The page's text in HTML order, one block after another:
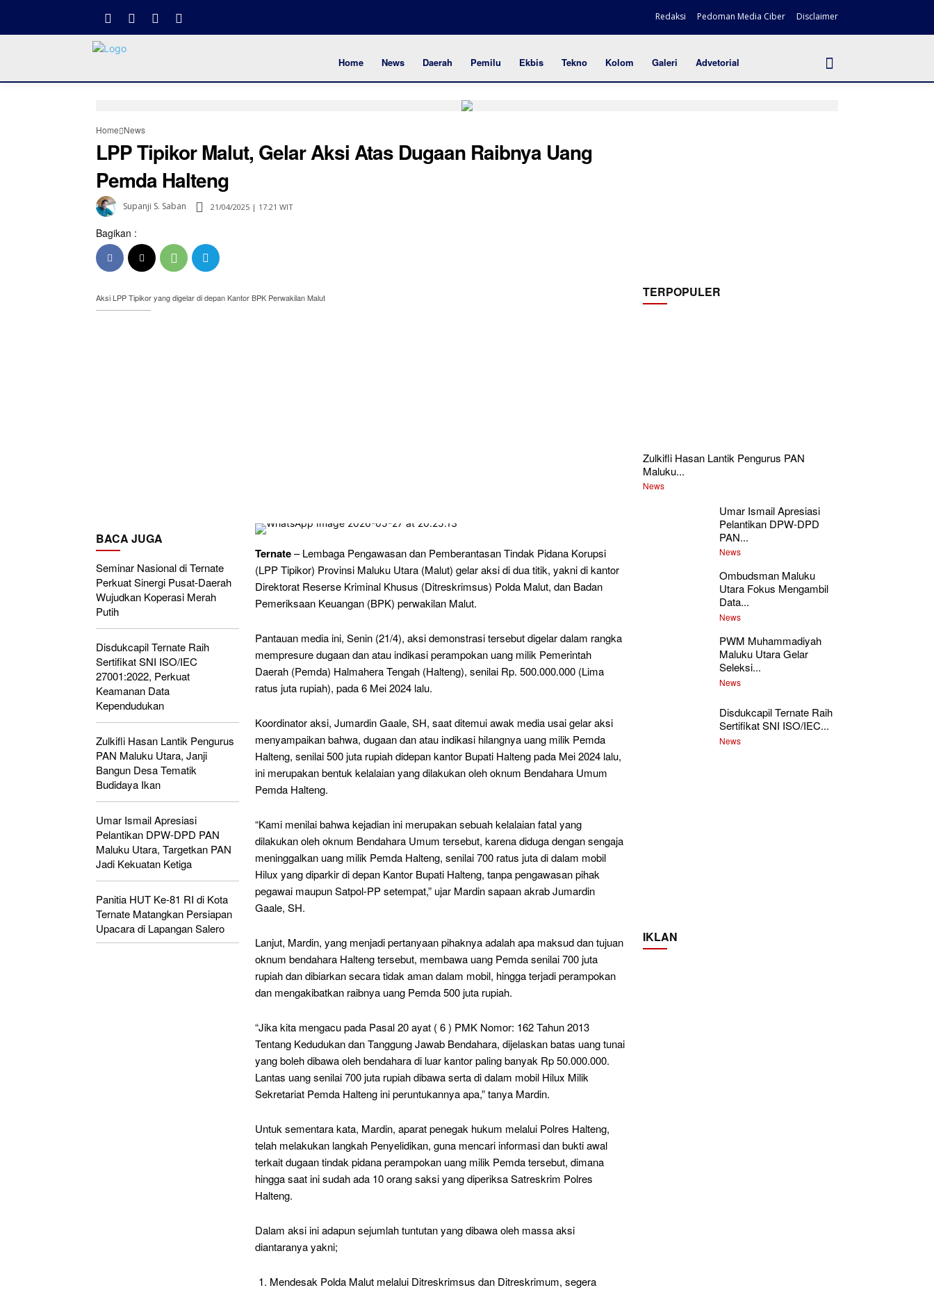
Redaksi Pedoman Media Ciber Disclaimer
Home News Daerah Pemilu Ekbis Tekno Kolom Galeri Advetorial
Home News
LPP Tipikor Malut, Gelar Aksi Atas Dugaan Raibnya Uang
Pemda Halteng
Supanji S. Saban 21/04/2025 | 17:21 WIT
Bagikan :
Aksi LPP Tipikor yang digelar di depan Kantor BPK Perwakilan Malut TERPOPULER
Zulkifli Hasan Lantik Pengurus PAN
Maluku...
News
BACA JUGA
Seminar Nasional di Ternate
Perkuat Sinergi Pusat-Daerah
Wujudkan Koperasi Merah
Putih
Disdukcapil Ternate Raih
Sertifikat SNI ISO/IEC
27001:2022, Perkuat
Keamanan Data
Kependudukan
Zulkifli Hasan Lantik Pengurus
PAN Maluku Utara, Janji
Bangun Desa Tematik
Budidaya Ikan
Umar Ismail Apresiasi
Pelantikan DPW-DPD PAN
Maluku Utara, Targetkan PAN
Jadi Kekuatan Ketiga
Panitia HUT Ke-81 RI di Kota
Ternate Matangkan Persiapan
Upacara di Lapangan Salero
Ternate– Lembaga Pengawasan dan Pemberantasan Tindak Pidana Korupsi
(LPP Tipikor) Provinsi Maluku Utara (Malut) gelar aksi di dua titik, yakni di kantor
Direktorat Reserse Kriminal Khusus (Ditreskrimsus) Polda Malut, dan Badan
Pemeriksaan Keuangan (BPK) perwakilan Malut.
Pantauan media ini, Senin (21/4), aksi demonstrasi tersebut digelar dalam rangka
mempresure dugaan dan atau indikasi perampokan uang milik Pemerintah
Daerah (Pemda) Halmahera Tengah (Halteng), senilai Rp. 500.000.000 (Lima
ratus juta rupiah), pada 6 Mei 2024 lalu.
Koordinator aksi, Jumardin Gaale, SH, saat ditemui awak media usai gelar aksi
menyampaikan bahwa, dugaan dan atau indikasi hilangnya uang milik Pemda
Halteng, senilai 500 juta rupiah didepan kantor Bupati Halteng pada Mei 2024 lalu,
ini merupakan bentuk kelalaian yang dilakukan oleh oknum Bendahara Umum
Pemda Halteng.
“Kami menilai bahwa kejadian ini merupakan sebuah kelalaian fatal yang
dilakukan oleh oknum Bendahara Umum tersebut, karena diduga dengan sengaja
meninggalkan uang milik Pemda Halteng, senilai 700 ratus juta di dalam mobil
Hilux yang diparkir di depan Kantor Bupati Halteng, tanpa pengawasan pihak
pegawai maupun Satpol-PP setempat,” ujar Mardin sapaan akrab Jumardin
Gaale, SH.
Lanjut, Mardin, yang menjadi pertanyaan pihaknya adalah apa maksud dan tujuan
oknum bendahara Halteng tersebut, membawa uang Pemda senilai 700 juta
rupiah dan dibiarkan secara tidak aman dalam mobil, hingga terjadi perampokan
dan mengakibatkan raibnya uang Pemda 500 juta rupiah.
“Jika kita mengacu pada Pasal 20 ayat ( 6 ) PMK Nomor: 162 Tahun 2013
Tentang Kedudukan dan Tanggung Jawab Bendahara, dijelaskan batas uang tunai
yang boleh dibawa oleh bendahara di luar kantor paling banyak Rp 50.000.000.
Lantas uang senilai 700 juta rupiah dibawa serta di dalam mobil Hilux Milik
Sekretariat Pemda Halteng ini peruntukannya apa,” tanya Mardin.
Untuk sementara kata, Mardin, aparat penegak hukum melalui Polres Halteng,
telah melakukan langkah Penyelidikan, guna mencari informasi dan bukti awal
terkait dugaan tindak pidana perampokan uang milik Pemda tersebut, dimana
hingga saat ini sudah ada 10 orang saksi yang diperiksa Satreskrim Polres
Halteng.
Dalam aksi ini adapun sejumlah tuntutan yang dibawa oleh massa aksi
diantaranya yakni;
Mendesak Polda Malut melalui Ditreskrimsus dan Ditreskrimum, segera
Umar Ismail Apresiasi
Pelantikan DPW-DPD
PAN...
News
Ombudsman Maluku
Utara Fokus Mengambil
Data...
News
PWM Muhammadiyah
Maluku Utara Gelar
Seleksi...
News
Disdukcapil Ternate Raih
Sertifikat SNI ISO/IEC...
News
IKLAN